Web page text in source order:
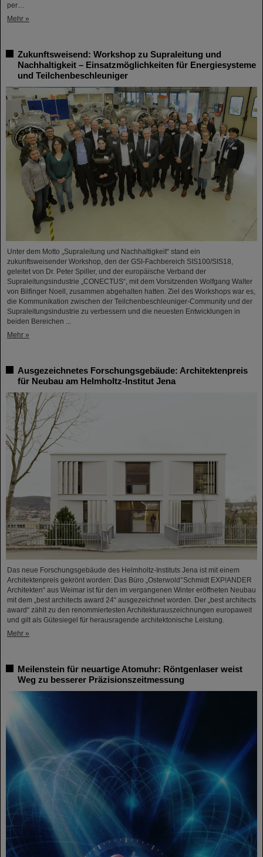
per…
Mehr »
Zukunftsweisend: Workshop zu Supraleitung und
Nachhaltigkeit – Einsatzmöglichkeiten für Energiesysteme
und Teilchenbeschleuniger
Unter dem Motto „Supraleitung und Nachhaltigkeit“ stand ein
zukunftsweisender Workshop, den der GSI-Fachbereich SIS100/SIS18,
geleitet von Dr. Peter Spiller, und der europäische Verband der
Supraleitungsindustrie „CONECTUS“, mit dem Vorsitzenden Wolfgang Walter
von Bilfinger Noell, zusammen abgehalten hatten. Ziel des Workshops war es,
die Kommunikation zwischen der Teilchenbeschleuniger-Community und der
Supraleitungsindustrie zu verbessern und die neuesten Entwicklungen in
beiden Bereichen ...
Mehr »
Ausgezeichnetes Forschungsgebäude: Architektenpreis
für Neubau am Helmholtz-Institut Jena
Das neue Forschungsgebäude des Helmholtz-Instituts Jena ist mit einem
Architektenpreis gekrönt worden: Das Büro „Osterwold°Schmidt EXP!ANDER
Architekten“ aus Weimar ist für den im vergangenen Winter eröffneten Neubau
mit dem „best architects award 24“ ausgezeichnet worden. Der „best architects
award“ zählt zu den renommiertesten Architekturauszeichnungen europaweit
und gilt als Gütesiegel für herausragende architektonische Leistung.
Mehr »
Meilenstein für neuartige Atomuhr: Röntgenlaser weist
Weg zu besserer Präzisionszeitmessung